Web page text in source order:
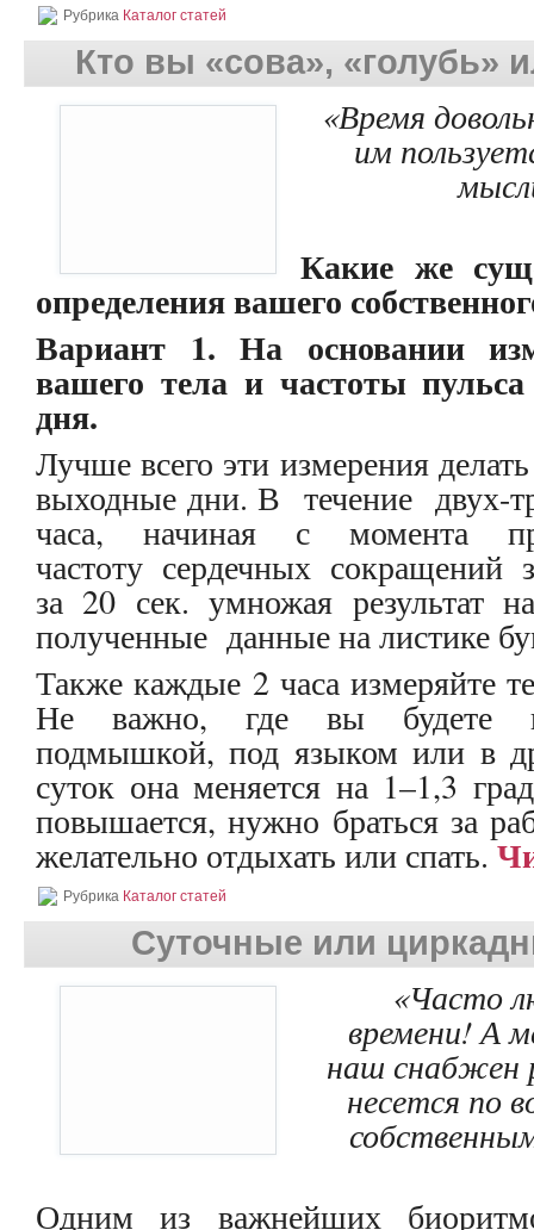
Рубрика Каталог статей
Кто вы «сова», «голубь»
«Время
им
Какие же
определения вашего
Вариант 1. На основании
вашего тела и частоты
дня.
Лучше всего эти измерения
выходные дни. В течение
часа, начиная с момента
частоту сердечных
за 20 сек. умножая
полученные данные на листике
Также каждые 2 часа измеряйте
Не важно, где вы будете
подмышкой, под языком или в
суток она меняется на 1–1,3
повышается, нужно браться за
желательно отдыхать или спать.
Рубрика Каталог статей
Суточные или
«Часто
времени! А
наш снабжен
несется по
Одним из важнейших